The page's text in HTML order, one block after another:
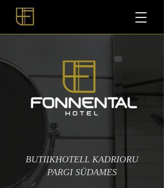
BUTIIKHOTELL KADRIORU
PARGI SÜDAMES